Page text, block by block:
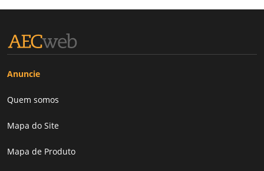
Anuncie
Quem somos
Mapa do Site
Mapa de Produto